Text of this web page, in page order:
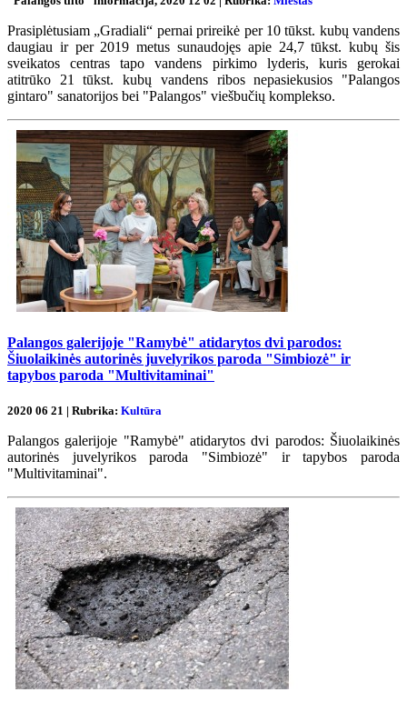
Prasiplėtusiam „Gradiali“ pernai prireikė per 10 tūkst. kubų vandens
daugiau ir per 2019 metus sunaudojęs apie 24,7 tūkst. kubų šis
sveikatos centras tapo vandens pirkimo lyderis, kuris gerokai
atitrūko 21 tūkst. kubų vandens ribos nepasiekusios "Palangos
gintaro" sanatorijos bei "Palangos" viešbučių komplekso.
Palangos galerijoje "Ramybė" atidarytos dvi parodos:
Šiuolaikinės autorinės juvelyrikos paroda "Simbiozė" ir
tapybos paroda "Multivitaminai"
2020 06 21 | Rubrika: Kultūra
Palangos galerijoje "Ramybė" atidarytos dvi parodos: Šiuolaikinės
autorinės juvelyrikos paroda "Simbiozė" ir tapybos paroda
"Multivitaminai".